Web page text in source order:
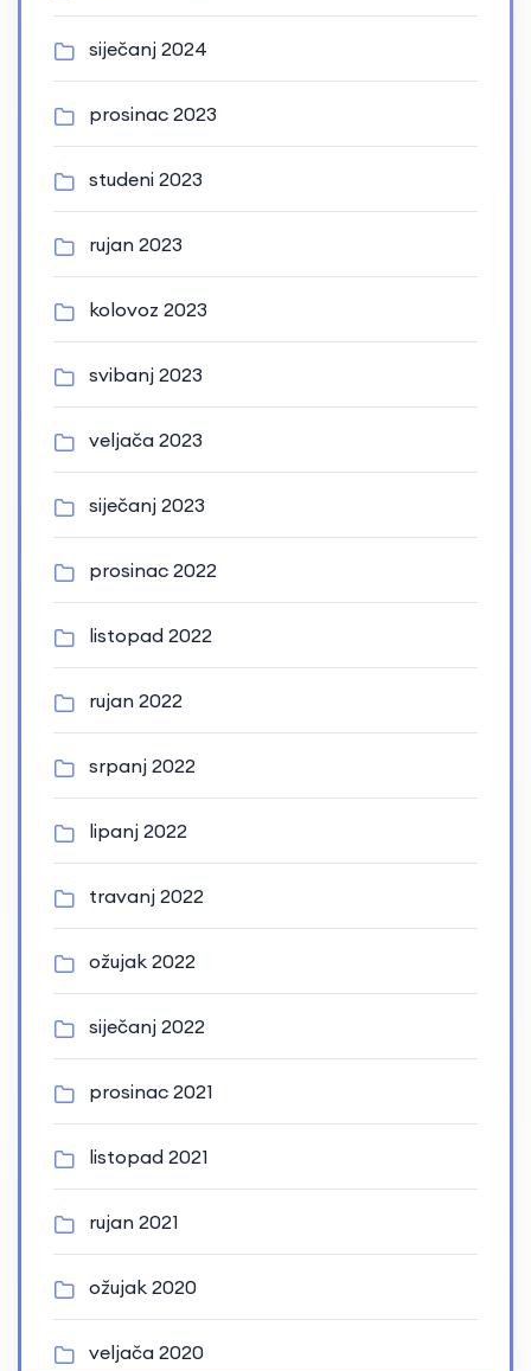
siječanj 2024
prosinac 2023
studeni 2023
rujan 2023
kolovoz 2023
svibanj 2023
veljača 2023
siječanj 2023
prosinac 2022
listopad 2022
rujan 2022
srpanj 2022
lipanj 2022
travanj 2022
ožujak 2022
siječanj 2022
prosinac 2021
listopad 2021
rujan 2021
ožujak 2020
veljača 2020